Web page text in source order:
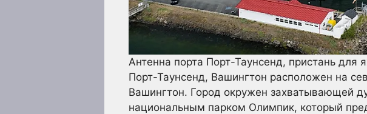
Антенна порта Порт-Таунсенд, пристань для
Порт-Таунсенд, Вашингтон расположен на
Вашингтон. Город окружен захватывающей
национальным парком Олимпик, который